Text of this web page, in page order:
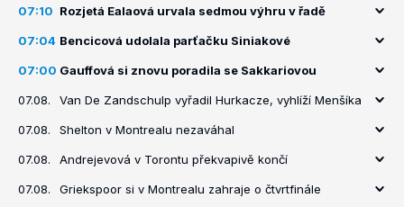
07:10 Rozjetá Ealaová urvala sedmou výhru v řadě
07:04 Bencicová udolala parťačku Siniakové
07:00 Gauffová si znovu poradila se Sakkariovou
07.08. Van De Zandschulp vyřadil Hurkacze, vyhlíží Menšíka
07.08. Shelton v Montrealu nezaváhal
07.08. Andrejevová v Torontu překvapivě končí
07.08. Griekspoor si v Montrealu zahraje o čtvrtfinále